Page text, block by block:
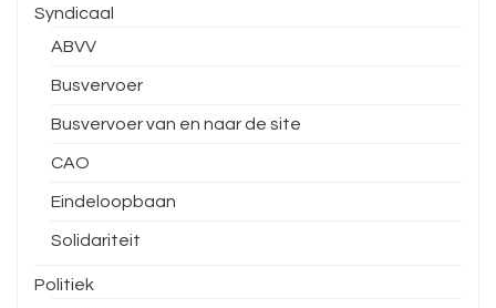
Syndicaal
ABVV
Busvervoer
Busvervoer van en naar de site
CAO
Eindeloopbaan
Solidariteit
Politiek